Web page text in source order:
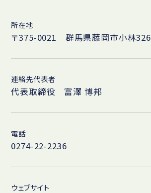
所在地
〒375-0021 群馬県藤岡市小林326
連絡先代表者
代表取締役 富澤 博邦
電話
0274-22-2236
ウェブサイト